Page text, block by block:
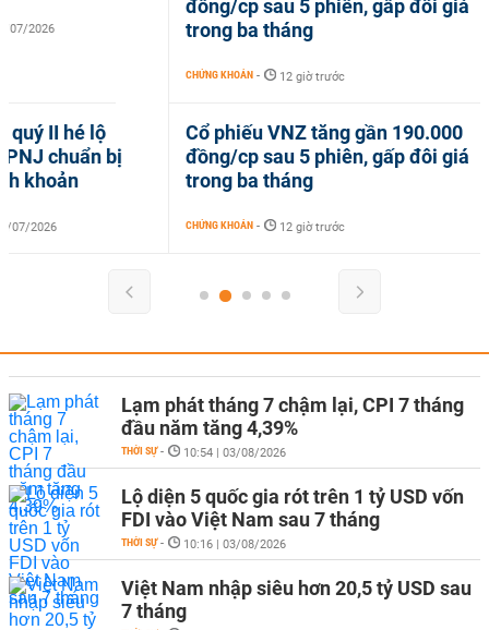
đồng/cp sau 5 phiên, gấp đôi giá
trong ba tháng
12 giờ trước
Cổ phiếu VNZ tăng gần 190.000
đồng/cp sau 5 phiên, gấp đôi giá
trong ba tháng
CHỨNG KHOÁN 12 giờ trước
Quy hoạch
Dự thảo quy
năm: Siêu đô
Lạm phát tháng 7 chậm lại, CPI 7 tháng
đầu năm tăng 4,39%
THỜI SỰ - 10:54 | 03/08/2026
Lộ diện 5 quốc gia rót trên 1 tỷ USD vốn
FDI vào Việt Nam sau 7 tháng
THỜI SỰ - 10:16 | 03/08/2026
Việt Nam nhập siêu hơn 20,5 tỷ USD sau
7 tháng